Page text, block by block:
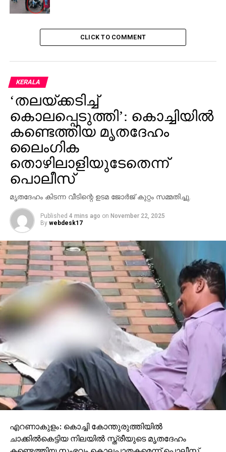
CLICK TO COMMENT
KERALA
‘തലയ്ക്കടിച്ച്
കൊലപ്പെടുത്തി’: കൊച്ചിയില്‍
കണ്ടെത്തിയ മൃതദേഹം
ലൈംഗിക
തൊഴിലാളിയുടേതെന്ന്
പൊലീസ്
മൃതദേഹം കിടന്ന വീടിന്റെ ഉടമ ജോര്‍ജ് കുറ്റം സമ്മതിച്ചു.
Published 4 mins ago on November 22, 2025
By webdesk17
എറണാകുളം: കൊച്ചി കോന്തുരുത്തിയില്‍
ചാക്കില്‍കെട്ടിയ നിലയില്‍ സ്ത്രീയുടെ മൃതദേഹം